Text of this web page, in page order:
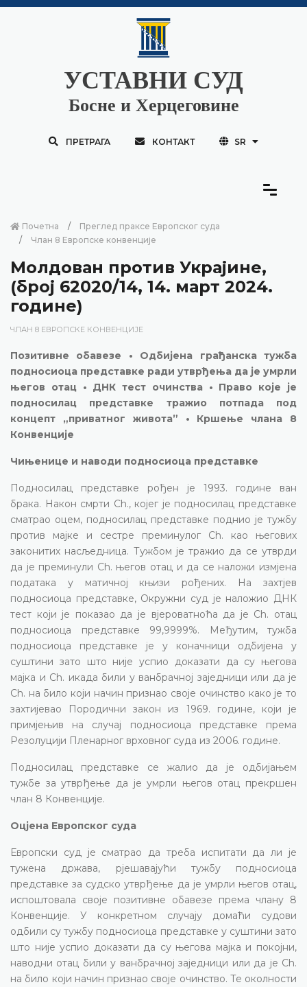
УСТАВНИ СУД
Босне и Херцеговине
ПРЕТРАГА КОНТАКТ SR
Почетна
Преглед праксе Европског суда
Члан 8 Европске конвенције
Молдован против Украјине,
(број 62020/14, 14. март 2024.
године)
ЧЛАН 8 ЕВРОПСКЕ КОНВЕНЦИЈЕ
Позитивне обавезе • Одбијена грађанска тужба
подносиоца представке ради утврђења да је умрли
његов отац • ДНК тест очинства • Право које је
подносилац представке тражио потпада под
концепт „приватног живота” • Кршење члана 8
Конвенције
Чињенице и наводи подносиоца представке
Подносилац представке рођен је 1993. године ван
брака. Након смрти Ch., којег је подносилац представке
сматрао оцем, подносилац представке поднио је тужбу
против мајке и сестре преминулог Ch. као његових
законитих насљедница. Тужбом је тражио да се утврди
да је преминули Ch. његов отац и да се наложи измјена
података у матичној књизи рођених. На захтјев
подносиоца представке, Окружни суд је наложио ДНК
тест који је показао да је вјероватноћа да је Ch. отац
подносиоца представке 99,9999%. Међутим, тужба
подносиоца представке је у коначници одбијена у
суштини зато што није успио доказати да су његова
мајка и Ch. икада били у ванбрачној заједници или да је
Ch. на било који начин признао своје очинство како је то
захтијевао Породични закон из 1969. године, који је
примјењив на случај подносиоца представке према
Резолуцији Пленарног врховног суда из 2006. године.
Подносилац представке се жалио да је одбијањем
тужбе за утврђење да је умрли његов отац прекршен
члан 8 Конвенције.
Оцјена Европског суда
Европски суд је сматрао да треба испитати да ли је
тужена држава, рјешавајући тужбу подносиоца
представке за судско утврђење да је умрли његов отац,
испоштовала своје позитивне обавезе према члану 8
Конвенције. У конкретном случају домаћи судови
одбили су тужбу подносиоца представке у суштини зато
што није успио доказати да су његова мајка и покојни,
наводни отац били у ванбрачној заједници или да је Ch.
на било који начин признао своје очинство. Те околности